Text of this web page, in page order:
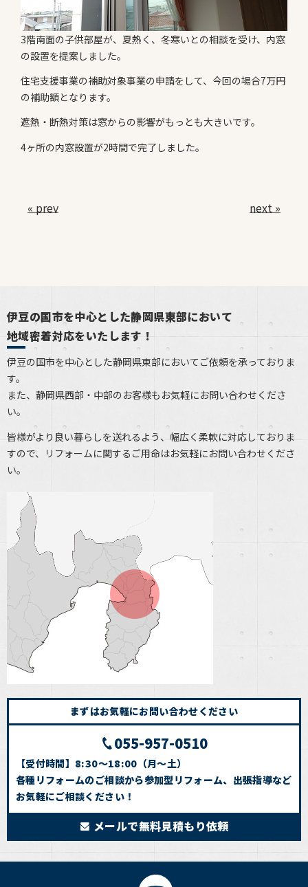
3階南面の子供部屋が、夏熱く、冬寒いとの相談を受け、内窓
の設置を提案しました。
住宅支援事業の補助対象事業の申請をして、今回の場合7万円
の補助額となります。
遮熱・断熱対策は窓からの影響がもっとも大きいです。
4ヶ所の内窓設置が2時間で完了しました。
« prev next »
伊豆の国市を中心とした静岡県東部において
地域密着対応をいたします！
伊豆の国市を中心とした静岡県東部においてご依頼を承っておりま
す。
また、静岡県西部・中部のお客様もお気軽にお問い合わせくださ
い。
皆様がより良い暮らしを送れるよう、幅広く柔軟に対応しておりま
すので、リフォームに関するご用命はお気軽にお問い合わせくださ
い。
まずはお気軽にお問い合わせください
055-957-0510
【受付時間】8:30～18:00（月～土）
各種リフォームのご相談から参加型リフォーム、出張指導など
お気軽にご相談ください！
メールで無料見積もり依頼